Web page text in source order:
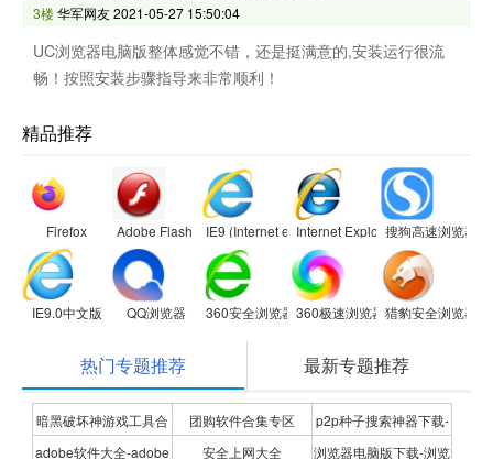
3楼华军网友2021-05-27 15:50:04
UC浏览器电脑版整体感觉不错，还是挺满意的,安装运行很流
畅！按照安装步骤指导来非常顺利！
精品推荐
Firefox Adobe Flash PlayerIE9 (Internet explorer 9)Internet Explorer 8搜狗高速浏览器
IE9.0中文版 QQ浏览器 360安全浏览器 360极速浏览器 猎豹安全浏览器
热门专题推荐 最新专题推荐
暗黑破坏神游戏工具合
集
团购软件合集专区
p2p种子搜索神器下载-
P2P种子搜索神器专题
adobe软件大全-adobe 安全上网大全 浏览器电脑版下载-浏览